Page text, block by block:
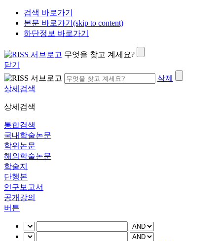
검색 바로가기
본문 바로가기(skip to content)
하단정보 바로가기
무엇을 찾고 계세요?
닫기
삭제
상세검색
상세검색
통합검색
국내학술논문
학위논문
해외학술논문
학술지
단행본
연구보고서
공개강의
버튼